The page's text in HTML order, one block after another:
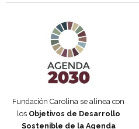
Fundación Carolina se alinea con
los Objetivos de Desarrollo
Sostenible de la Agenda